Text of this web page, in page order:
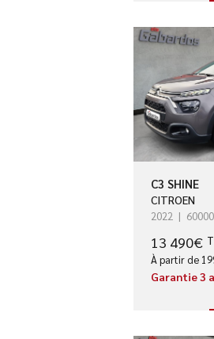
C3 SHINE
CITROEN
2022
13 490€
À partir de
Garantie 3